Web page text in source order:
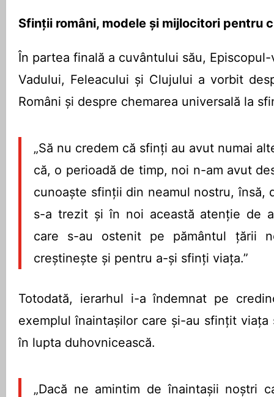
Sfinții români, modele și mijlocitori pentru
În partea finală a cuvântului său,
Vadului, Feleacului și Clujului a vorbit
Români și despre chemarea universală la
„Să nu credem că sfinți au avut numai
că, o perioadă de timp, noi n-am avut
cunoaște sfinții din neamul nostru, însă,
s-a trezit și în noi această atenție de
care s-au ostenit pe pământul țării
creștinește și pentru a-și sfinți viața.”
Totodată, ierarhul i-a îndemnat pe
exemplul înaintașilor care și-au sfințit viața
în lupta duhovnicească.
„Dacă ne amintim de înaintașii noștri